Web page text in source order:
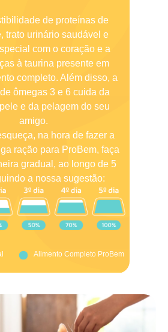
Alimento Completo ProBem
de proteínas de
trato urinário saudável e
com o coração e a
à taurina presente em
completo. Além disso, a
ômegas 3 e 6 cuida da
e da pelagem do seu
amigo.
na hora de fazer a
ração para ProBem, faça
gradual, ao longo de 5
a nossa sugestão: